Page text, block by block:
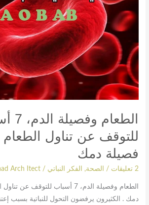
للتوقف عن تناول
فصيلة دمك
2 تعليقات / الصحة, الفكر النباتي /
Arch Itect
الطعام وفصيلة الدم، 7 أسباب
دمك . الكثيرون يرفضون التحول للنباتية بسبب
أسباب
للتوقف
عن
تناول
الطعام
وفق
فصيلة
دمك